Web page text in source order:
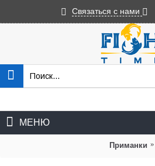
Связаться с нами
МЕНЮ
Приманки